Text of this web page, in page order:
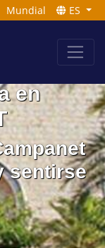
Mundial ES
en
sentirse